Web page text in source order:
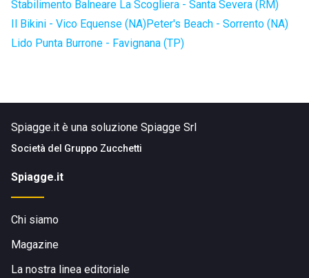
Stabilimento Balneare La Scogliera - Santa Severa (RM)
Il Bikini - Vico Equense (NA)Peter's Beach - Sorrento (NA)
Lido Punta Burrone - Favignana (TP)
Spiagge.it è una soluzione Spiagge Srl
Società del Gruppo Zucchetti
Spiagge.it
Chi siamo
Magazine
La nostra linea editoriale